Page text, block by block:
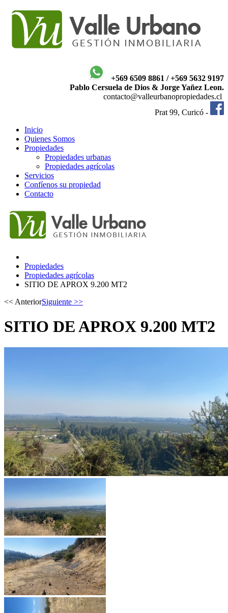
+569 6509 8861 / +569 5632 9197
Pablo Cersuela de Dios & Jorge Yañez Leon.
contacto@valleurbanopropiedades.cl
Prat 99, Curicó -
Inicio
Quienes Somos
Propiedades
Propiedades urbanas
Propiedades agrícolas
Servicios
Confíenos su propiedad
Contacto
Propiedades
Propiedades agrícolas
SITIO DE APROX 9.200 MT2
<< AnteriorSiguiente >>
SITIO DE APROX 9.200 MT2